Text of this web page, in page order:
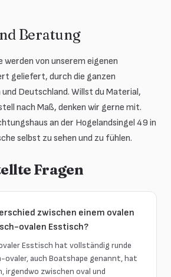
Beratung
werden von unserem eigenen
geliefert, durch die ganzen
Deutschland. Willst du Material,
nach Maß, denken wir gerne mit.
an der Hogelandsingel 49 in
selbst zu sehen und zu fühlen.
Fragen
zwischen einem ovalen
ovalen Esstisch?
Esstisch hat vollständig runde
ovaler, auch Boatshape genannt, hat
irgendwo zwischen oval und